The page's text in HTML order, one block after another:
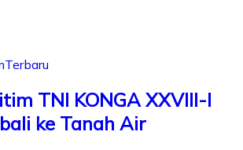
Terbaru
TNI KONGA XXVIII-I
ke Tanah Air